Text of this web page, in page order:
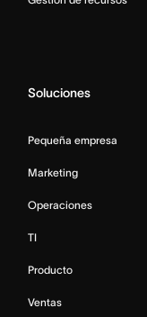
Soluciones
Pequeña empresa
Marketing
Operaciones
TI
Producto
Ventas